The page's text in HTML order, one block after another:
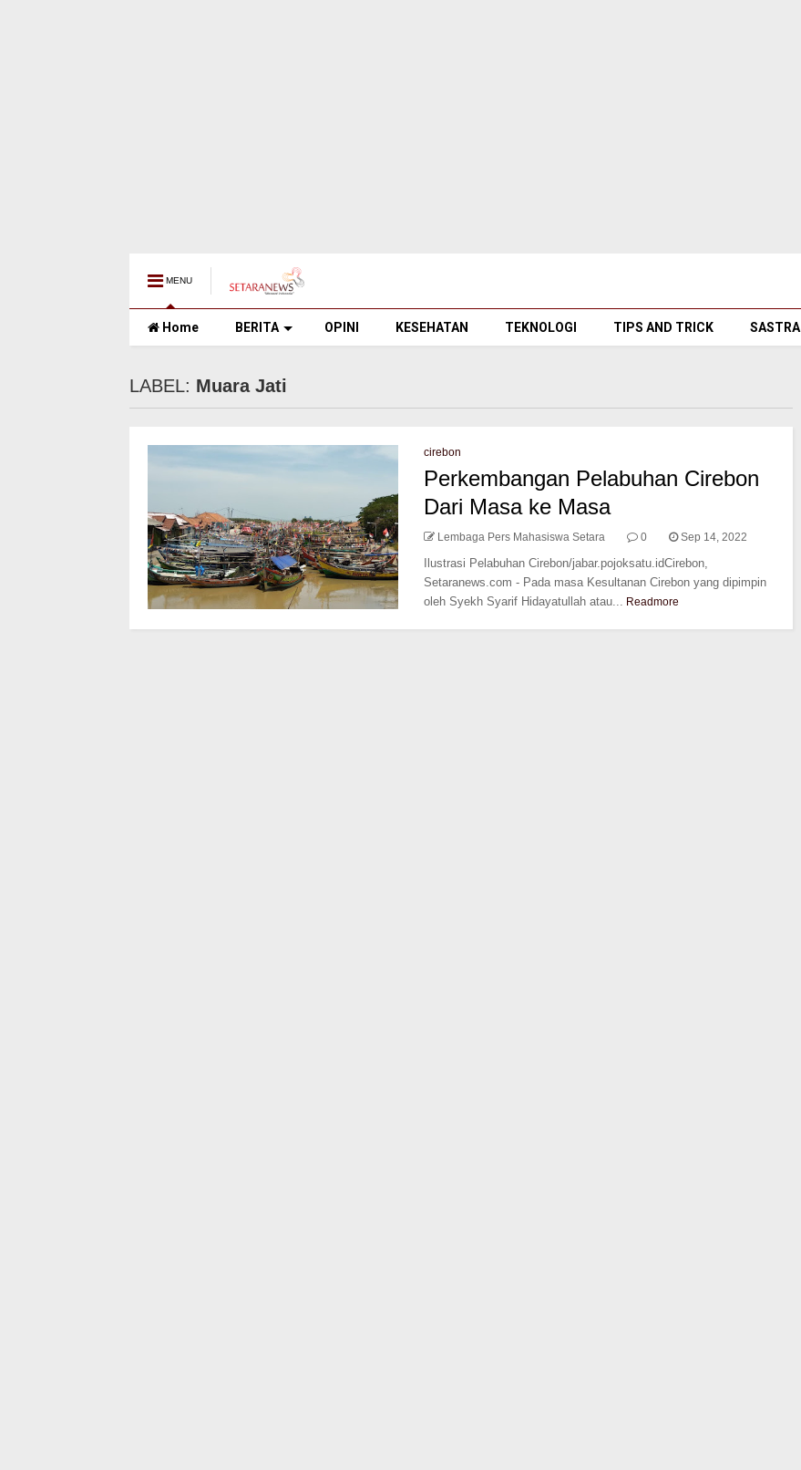
MENU
Home BERITA OPINI KESEHATAN TEKNOLOGI TIPS AND TRICK SASTRA
LABEL: Muara Jati
cirebon
Perkembangan Pelabuhan Cirebon
Dari Masa ke Masa
Lembaga Pers Mahasiswa Setara 0 Sep 14, 2022
Ilustrasi Pelabuhan Cirebon/jabar.pojoksatu.idCirebon,
Setaranews.com - Pada masa Kesultanan Cirebon yang dipimpin
oleh Syekh Syarif Hidayatullah atau... Readmore